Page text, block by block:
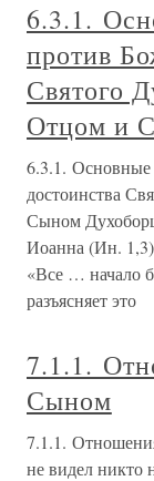
6.3.1.
против
Святого
Отцом и
6.3.1. Основные
достоинства
Сыном
Иоанна (Ин.
«Все … начало
разъясняет это
7.1.1.
Сыном
7.1.1.
не видел